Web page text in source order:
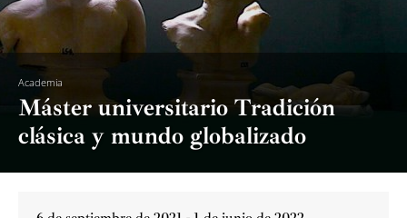
Academia
Máster universitario Tradición
clásica y mundo globalizado